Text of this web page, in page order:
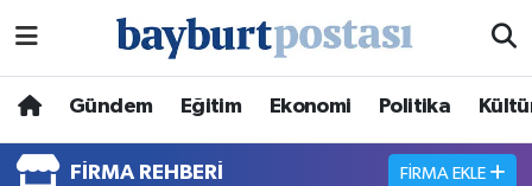
Gündem Eğitim Ekonomi Politika
FIRMA REHBERI FIRMA EKLE
Hava Durumu